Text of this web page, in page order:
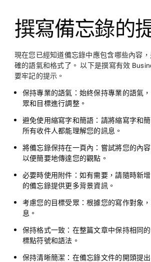
撰寫備忘錄的
現在您已經知道備忘錄中應包含哪些內容
確的語氣和格式了。 以下是撰寫有效
要牢記的提示。
保持專業的語氣 ：始終保持專業的語氣
眾和目標進行調整。
避免使用縮寫字和簡語 ：請將縮寫字和
所有收件人都能理解您的訊息。
將備忘錄保持在一頁內 ：嘗試將您的內
以便簡要地傳達您的觀點。
必要時使用附件 ：如有需要，請隨時新
的備忘錄提供更多背景資訊。
考慮您的目標受眾：根據您的寫作對象
息。
保持格式一致 ：在整篇文章中保持相同
標點符號和語法。
保持清晰簡潔 ：在備忘錄文件的開頭提